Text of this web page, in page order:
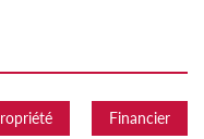
Financier